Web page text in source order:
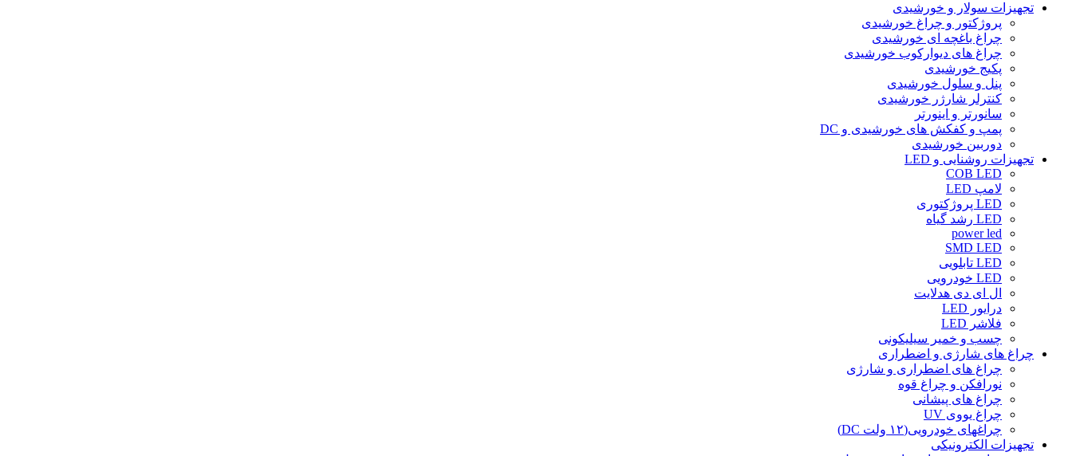
تجهیزات سولار و خورشیدی
پروژکتور و چراغ خورشیدی
چراغ باغچه ای خورشیدی
چراغ های دیوارکوب خورشیدی
پکیج خورشیدی
پنل و سلول خورشیدی
کنترلر شارژر خورشیدی
سانورتر و اینورتر
پمپ و کفکش های خورشیدی و DC
دوربین خورشیدی
تجهیزات روشنایی و LED
COB LED
لامپ LED
LED پروژکتوری
LED رشد گیاه
power led
SMD LED
LED تابلویی
LED خودرویی
ال ای دی هدلایت
درایور LED
فلاشر LED
چسب و خمیر سیلیکونی
چراغ های شارژی و اضطراری
چراغ های اضطراری و شارژی
نورافکن و چراغ قوه
چراغ های پیشانی
چراغ یووی UV
چراغهای خودرویی(۱۲ ولت DC)
تجهیزات الکترونیکی